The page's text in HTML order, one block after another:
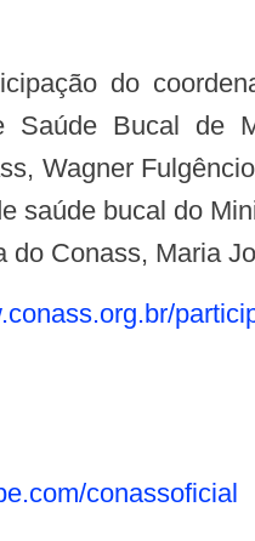
Saúde Bucal
Wagner
saúde bucal do
Conass, Maria
conassoficial